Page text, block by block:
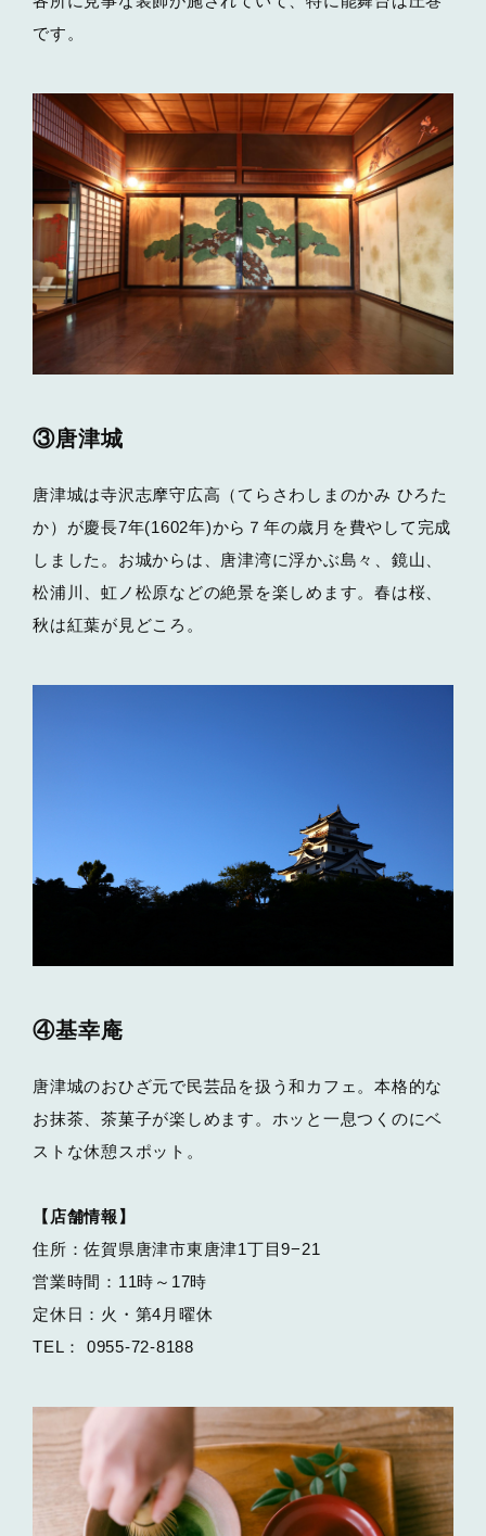
です。
③唐津城
唐津城は寺沢志摩守広高（てらさわしまのかみ ひろた
か）が慶長7年(1602年)から７年の歳月を費やして完成
しました。お城からは、唐津湾に浮かぶ島々、鏡山、
松浦川、虹ノ松原などの絶景を楽しめます。春は桜、
秋は紅葉が見どころ。
④基幸庵
唐津城のおひざ元で民芸品を扱う和カフェ。本格的な
お抹茶、茶菓子が楽しめます。ホッと一息つくのにベ
ストな休憩スポット。
【店舗情報】
住所：佐賀県唐津市東唐津1丁目9−21
営業時間：11時～17時
定休日：火・第4月曜休
TEL： 0955-72-8188